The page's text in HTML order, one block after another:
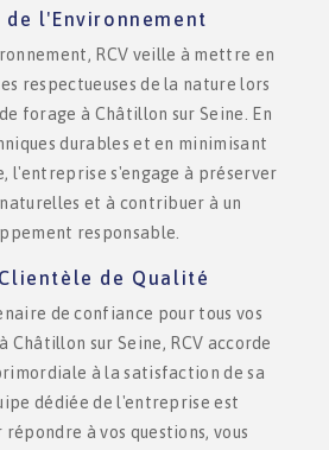
de l'Environnement
RCV veille à mettre en
respectueuses de la nature lors
forage à Châtillon sur Seine. En
durables et en minimisant
l'entreprise s'engage à préserver
naturelles et à contribuer à un
responsable.
de Qualité
de confiance pour tous vos
Châtillon sur Seine, RCV accorde
à la satisfaction de sa
dédiée de l'entreprise est
à vos questions, vous